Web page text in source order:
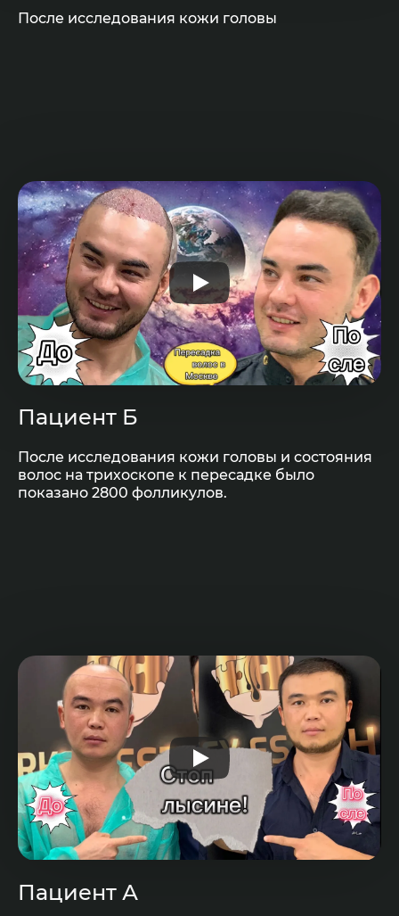
После исследования кожи головы
Пациент Б
После исследования кожи головы и состояния
волос на трихоскопе к пересадке было
показано 2800 фолликулов.
Пациент А